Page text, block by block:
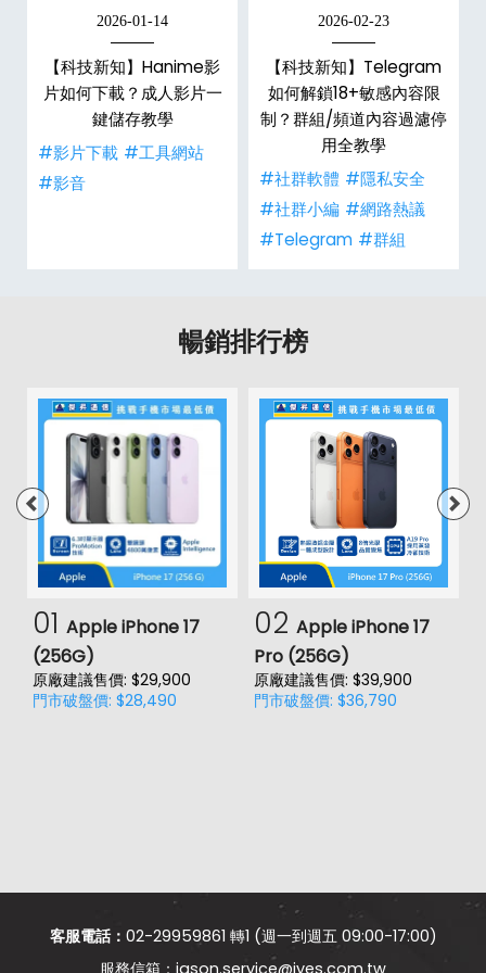
2026-01-14
【科技新知】Hanime影
片如何下載？成人影片一
鍵儲存教學
#影片下載 #工具網站
#影音
2026-02-23
【科技新知】Telegram
如何解鎖18+敏感內容限
制？群組/頻道內容過濾停
用全教學
#社群軟體 #隱私安全
#社群小編 #網路熱議
#Telegram #群組
暢銷排行榜
01 Apple iPhone 17
(256G)
原廠建議售價: $29,900
門市破盤價: $28,490
02 Apple iPhone 17
Pro (256G)
原廠建議售價: $39,900
門市破盤價: $36,790
客服電話： 02-29959861 轉1 (週一到週五 09:00-17:00)
jason.service@jyes.com.tw